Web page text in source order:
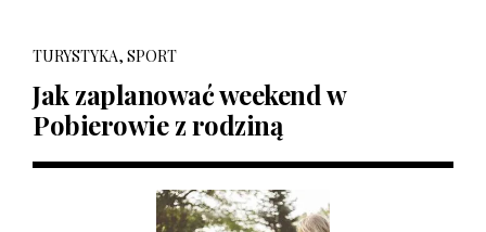
TURYSTYKA, SPORT
Jak zaplanować weekend w
Pobierowie z rodziną